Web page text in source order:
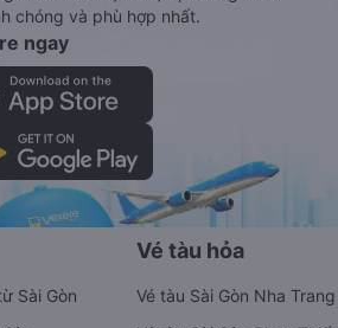
chóng và phù hợp nhất.
ngay
Sài Gòn
Vé tàu hỏa
Vé tàu Sài Gòn Nha Trang